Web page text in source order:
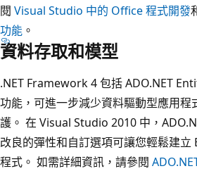
閱 Visual Studio 中的 Office 程式開發
功能 。
資料存取和模型
.NET Framework 4 包括 ADO.NET
功能，可進一步減少資料驅動型應用程
護。 在 Visual Studio 2010 中，
改良的彈性和自訂選項可讓您輕鬆建
程式。 如需詳細資訊，請參閱